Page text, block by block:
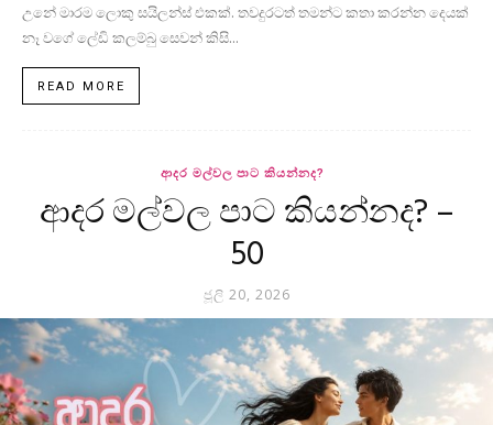
උනේ මාරම ලොකු සයිලන්ස් එකක්. තවදුරටත් තමන්ට කතා කරන්න දෙයක්
නෑ වගේ ලේඩි කලම්බු සෙවන් කිසි...
READ MORE
ආදර මල්වල පාට කියන්නද?
ආදර මල්වල පාට කියන්නද? –
50
ජූලි 20, 2026